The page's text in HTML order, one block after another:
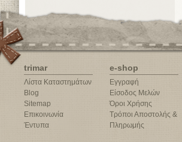
trimar
Λίστα Καταστημάτων
Blog
Sitemap
Επικοινωνία
Έντυπα
e-shop
Εγγραφή
Είσοδος Μελών
Όροι Χρήσης
Τρόποι Αποστολής &
Πληρωμής